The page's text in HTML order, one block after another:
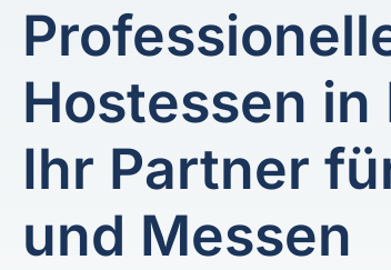
Hostessen in
Ihr Partner
und Messen